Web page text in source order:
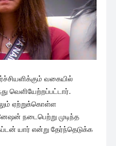
வகையில்
வெளியேற்றப்பட்டார்.
ஏற்றுக்கொள்ள
நடைபெற்று முடிந்த
யார் என்று தேர்ந்தெடுக்க